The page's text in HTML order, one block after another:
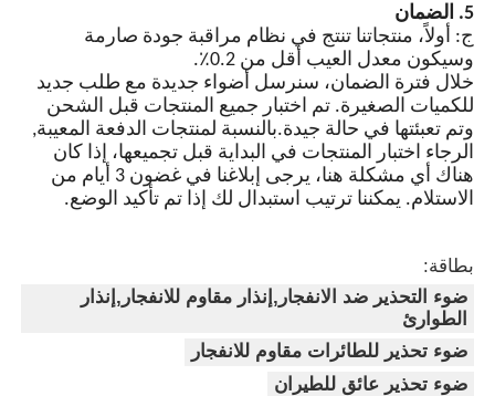
5. الضمان
ج: أولاً، منتجاتنا تنتج في نظام مراقبة جودة صارمة
وسيكون معدل العيب أقل من 0.2٪.
خلال فترة الضمان، سنرسل أضواء جديدة مع طلب جديد
للكميات الصغيرة. تم اختبار جميع المنتجات قبل الشحن
وتم تعبئتها في حالة جيدة.بالنسبة لمنتجات الدفعة المعيبة,
الرجاء اختبار المنتجات في البداية قبل تجميعها، إذا كان
هناك أي مشكلة هنا، يرجى إبلاغنا في غضون 3 أيام من
الاستلام. يمكننا ترتيب استبدال لك إذا تم تأكيد الوضع.
بطاقة:
ضوء التحذير ضد الانفجار,إنذار مقاوم للانفجار,إنذار
الطوارئ
ضوء تحذير للطائرات مقاوم للانفجار
ضوء تحذير عائق للطيران